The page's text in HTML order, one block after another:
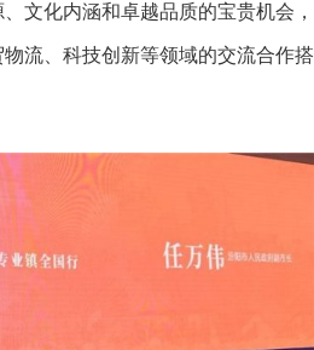
文化内涵和卓越品质的宝贵机会，
流、科技创新等领域的交流合作搭